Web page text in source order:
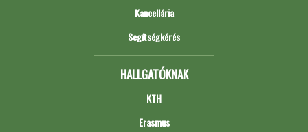
Kancellária
Segítségkérés
HALLGATÓKNAK
KTH
Erasmus